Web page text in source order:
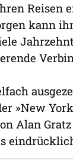
Reisen
kann
»New
Alan